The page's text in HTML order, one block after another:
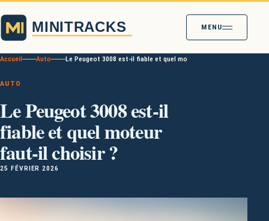
MENU
Accueil Auto Le Peugeot 3008 est-il fiable et quel moteur faut-il choisir ?
AUTO
Le Peugeot 3008 est-il
fiable et quel moteur
faut-il choisir ?
25 FÉVRIER 2026